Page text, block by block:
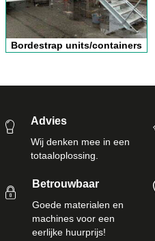
Bordestrap units/containers
Advies
Wij denken mee in een
totaaloplossing.
Betrouwbaar
Goede materialen en
machines voor een
eerlijke huurprijs!